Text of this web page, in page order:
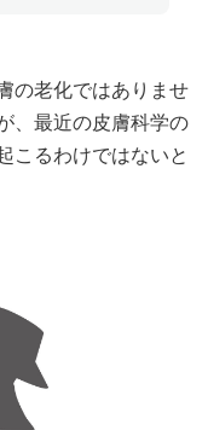
の老化ではありませ
、最近の皮膚科学の
こるわけではないと